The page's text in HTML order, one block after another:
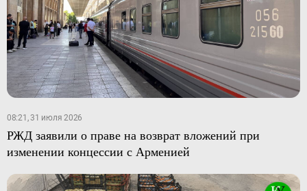
08:21, 31 июля 2026
РЖД заявили о праве на возврат вложений при
изменении концессии с Арменией